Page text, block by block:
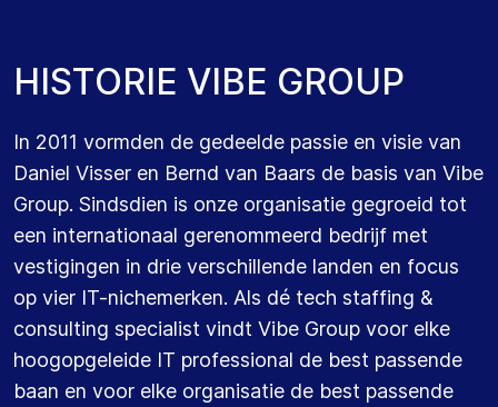
HISTORIE VIBE GROUP
In 2011 vormden de gedeelde passie en visie van
Daniel Visser en Bernd van Baars de basis van Vibe
Group. Sindsdien is onze organisatie gegroeid tot
een internationaal gerenommeerd bedrijf met
vestigingen in drie verschillende landen en focus
op vier IT-nichemerken. Als dé tech staffing &
consulting specialist vindt Vibe Group voor elke
hoogopgeleide IT professional de best passende
baan en voor elke organisatie de best passende